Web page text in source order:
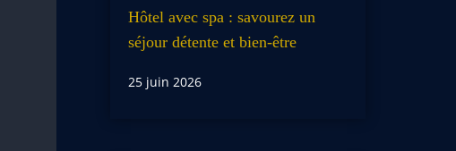
Hôtel avec spa : savourez un
séjour détente et bien-être
25 juin 2026